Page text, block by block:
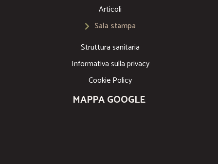
Articoli
Sala stampa
Struttura sanitaria
Informativa sulla privacy
Cookie Policy
MAPPA GOOGLE